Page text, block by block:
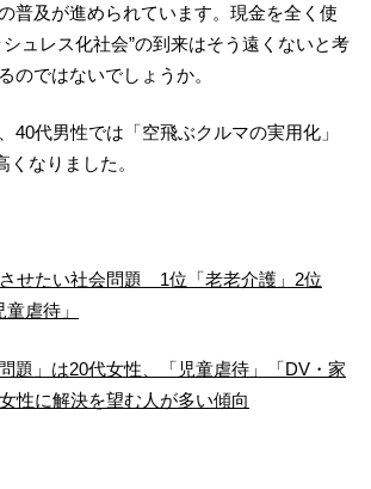
普及が進められています。現金を全く使
ュレス化社会”の到来はそう遠くないと考
のではないでしょうか。
40代男性では「空飛ぶクルマの実用化」
くなりました。
せたい社会問題 1位「老老介護」2位
虐待」
題」は20代女性、「児童虐待」「DV・家
性に解決を望む人が多い傾向